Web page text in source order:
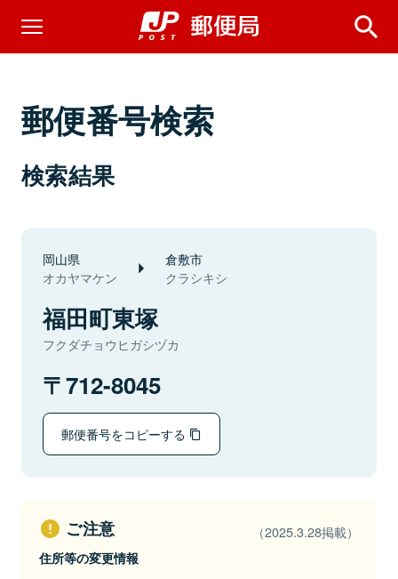
郵便番号検索
検索結果
岡山県
オカヤマケン
倉敷市
クラシキシ
福田町東塚
フクダチョウヒガシヅカ
712-8045
郵便番号をコピーする
ご注意 （2025.3.28掲載）
住所等の変更情報